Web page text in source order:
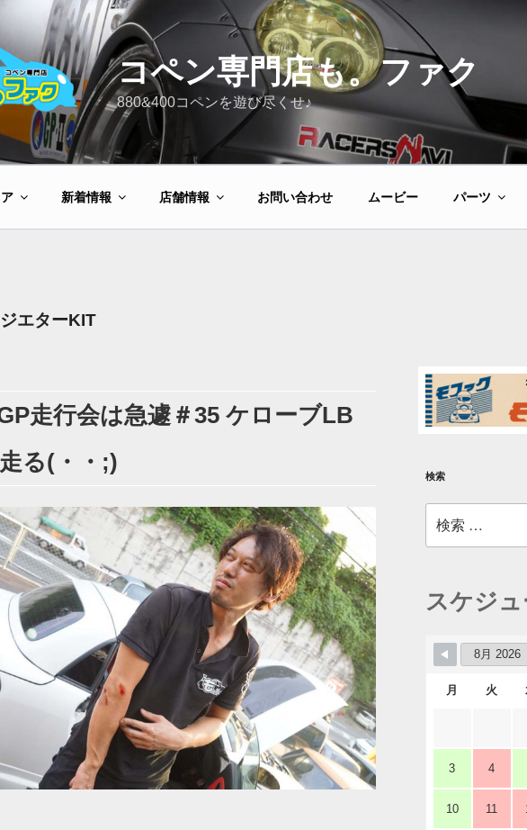
コペン専門店も。ファク
880&400コペンを遊び尽くせ♪
新着情報 店舗情報 お問い合わせ ムービー パーツ
エターKIT
走行会は急遽＃35 ケローブLB
る(・・;)
検索
索:
スケジ
月 火
3 4
10 11